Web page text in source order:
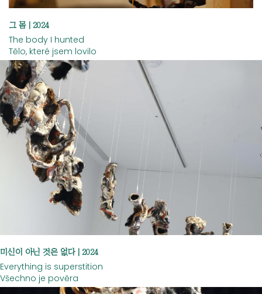
그 몸 | 2024
The body I hunted
Tělo, které jsem lovilo
미신이 아닌 것은 없다 | 2024
Everything is superstition
Všechno je pověra